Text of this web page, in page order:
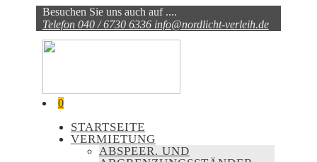
Besuchen Sie uns auch auf ....
Telefon 040 / 6730 6336 info@nordlicht-verleih.de
0
STARTSEITE
VERMIETUNG
ABSPEER. UND